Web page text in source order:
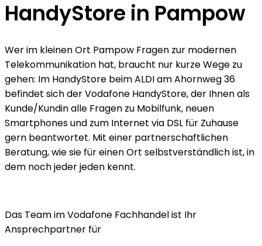
HandyStore in Pampow
Wer im kleinen Ort Pampow Fragen zur modernen
Telekommunikation hat, braucht nur kurze Wege zu
gehen: Im HandyStore beim ALDI am Ahornweg 36
befindet sich der Vodafone HandyStore, der Ihnen als
Kunde/Kundin alle Fragen zu Mobilfunk, neuen
Smartphones und zum Internet via DSL für Zuhause
gern beantwortet. Mit einer partnerschaftlichen
Beratung, wie sie für einen Ort selbstverständlich ist, in
dem noch jeder jeden kennt.
Das Team im Vodafone Fachhandel ist Ihr
Ansprechpartner für